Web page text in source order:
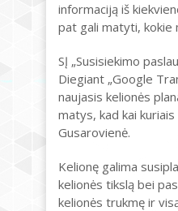
informaciją iš
pat gali matyti, kokie
SĮ „Susisiekimo
Diegiant „Google
naujasis kelionės
matys, kad kai
Gusarovienė.
Kelionę galima
kelionės tikslą bei
kelionės trukmę ir